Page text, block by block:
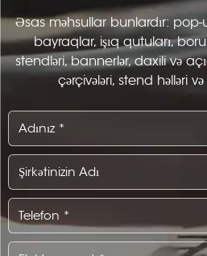
Əsas məhsullar bunlardır:
bayraqlar, işıq qutuları,
stendləri, bannerlər, daxili və
çərçivələri, stend həlləri